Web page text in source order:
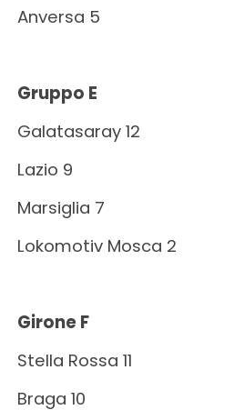
Anversa 5
Gruppo E
Galatasaray 12
Lazio 9
Marsiglia 7
Lokomotiv Mosca 2
Girone F
Stella Rossa 11
Braga 10